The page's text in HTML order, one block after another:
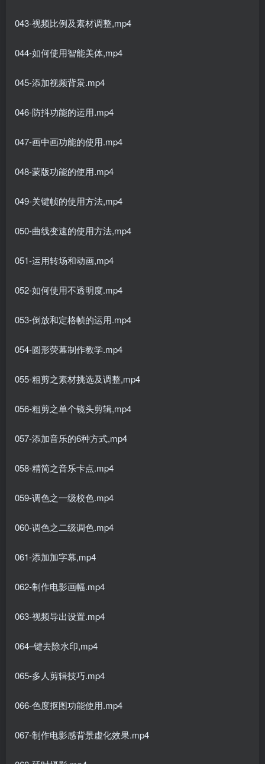
043-视频比例及素材调整,mp4
044-如何使用智能美体,mp4
045-添加视频背景.mp4
046-防抖功能的运用.mp4
047-画中画功能的使用.mp4
048-蒙版功能的使用.mp4
049-关键帧的使用方法,mp4
050-曲线变速的使用方法,mp4
051-运用转场和动画,mp4
052-如何使用不透明度.mp4
053-倒放和定格帧的运用.mp4
054-圆形荧幕制作教学.mp4
055-粗剪之素材挑选及调整,mp4
056-粗剪之单个镜头剪辑,mp4
057-添加音乐的6种方式,mp4
058-精简之音乐卡点.mp4
059-调色之一级校色.mp4
060-调色之二级调色.mp4
061-添加加字幕,mp4
062-制作电影画幅.mp4
063-视频导出设置.mp4
064–键去除水印,mp4
065-多人剪辑技巧.mp4
066-色度抠图功能使用.mp4
067-制作电影感背景虚化效果.mp4